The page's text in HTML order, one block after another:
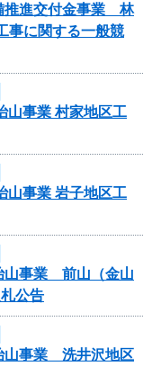
推進交付金事業 林
事に関する一般競
山事業 村家地区工
山事業 岩子地区工
山事業 前山（金山
公告
山事業 洗井沢地区